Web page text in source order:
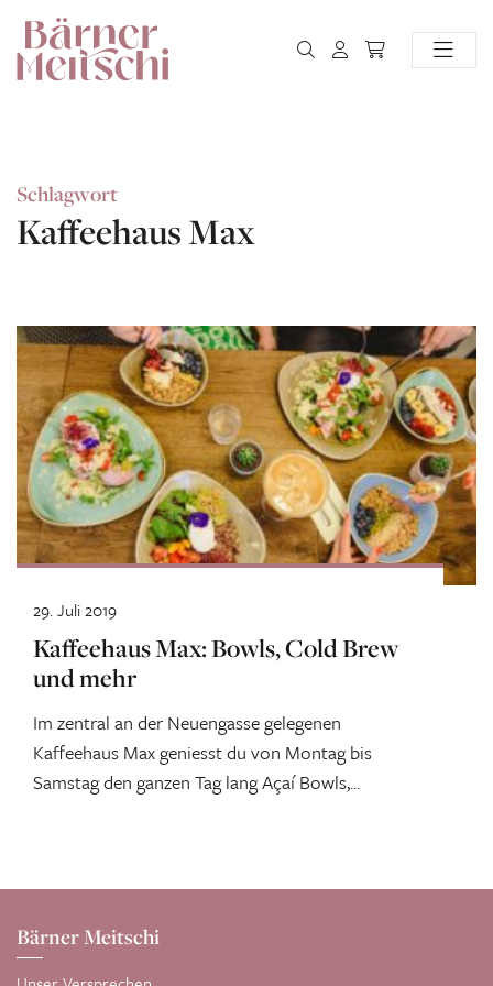
Schlagwort
Kaffeehaus Max
Kaffeehaus Max: Bowls, Cold Brew
und mehr
Im zentral an der Neuengasse gelegenen
Kaffeehaus Max geniesst du von Montag bis
Samstag den ganzen Tag lang Açaí Bowls,...
29. Juli 2019
Bärner Meitschi